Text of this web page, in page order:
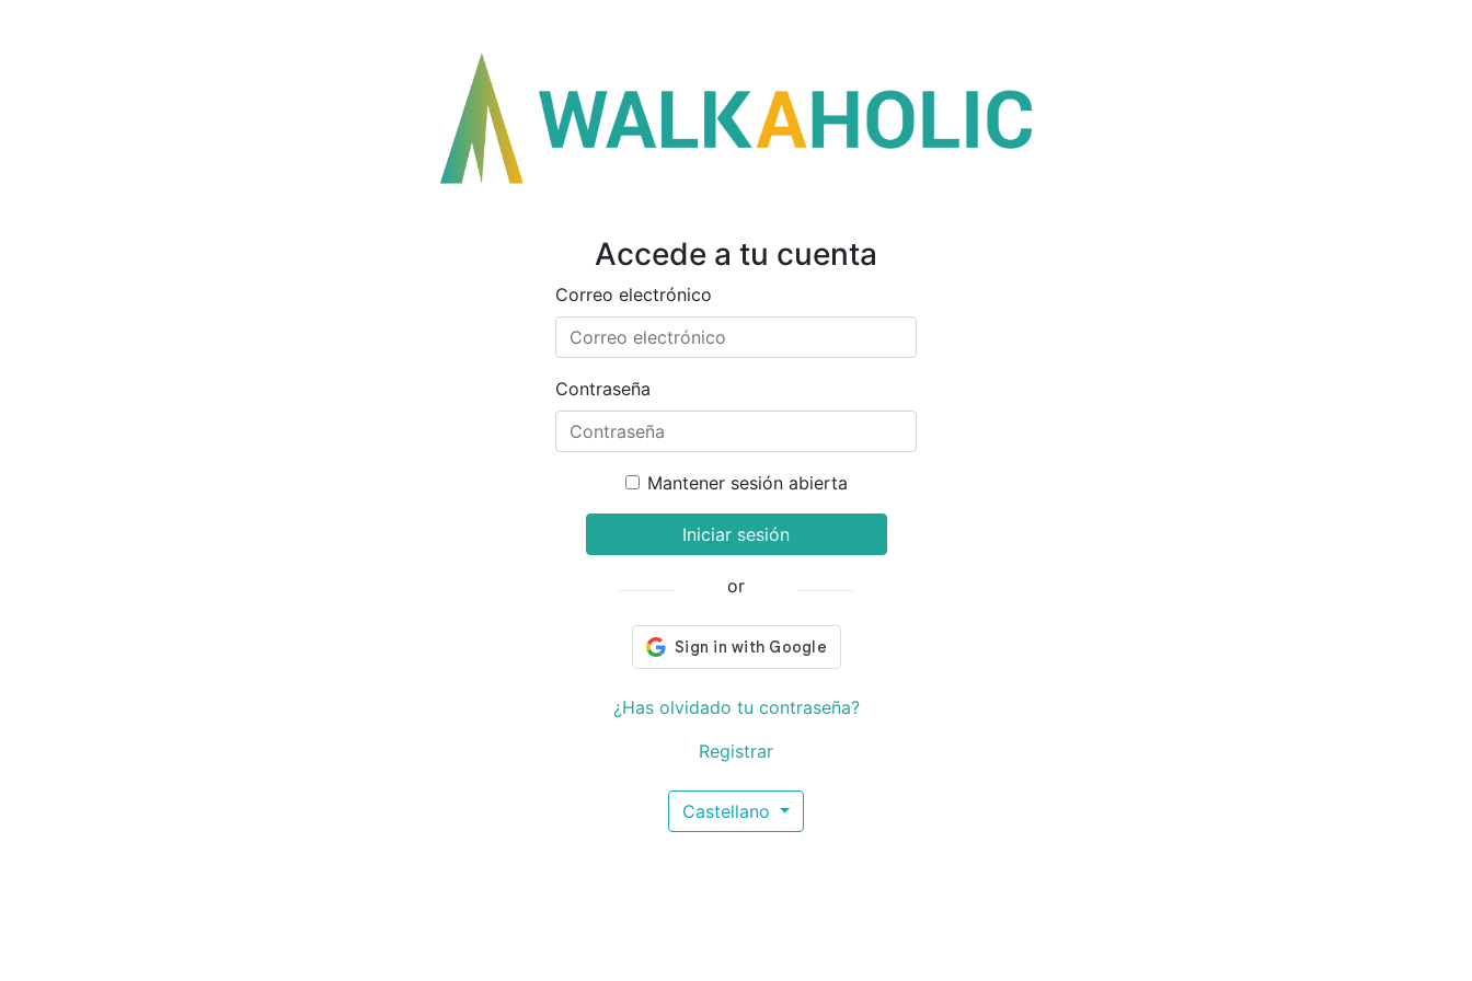
Accede a tu cuenta
Correo electrónico
Contraseña
Mantener sesión abierta
Iniciar sesión
or
¿Has olvidado tu contraseña?
Registrar
Castellano